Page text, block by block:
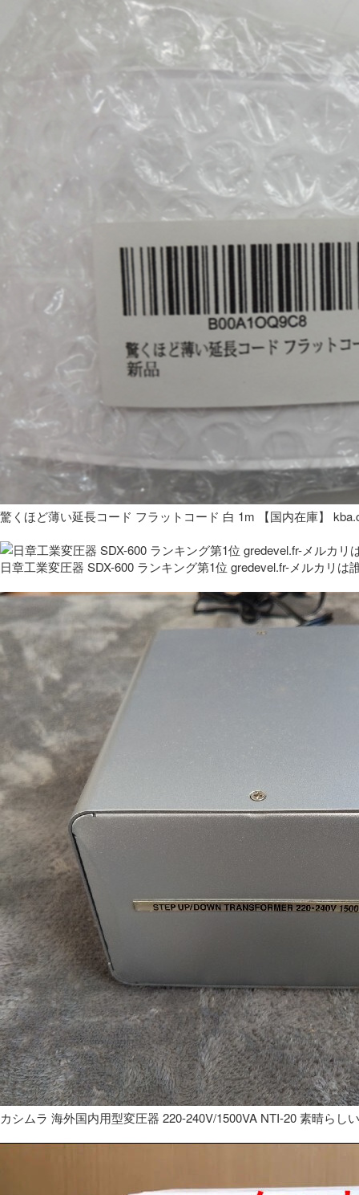
驚くほど薄い延長コード フラットコード 白 1m 【国内在庫】
日章工業変圧器 SDX-600 ランキング第1位 gredevel.fr-メルカリは
カシムラ 海外国内用型変圧器 220-240V/1500VA NTI-20 素晴らし